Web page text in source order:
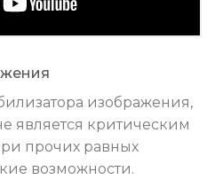
изображения,
является критическим
прочих равных
возможности.